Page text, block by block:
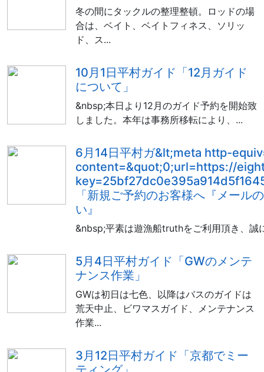
冬の間にタックルの整理整頓。ロッドの場
合は、ベイト、ベイトフィネス、ソリッ
ド、ス...
10月1日平村ガイド「12月ガイド
について」
&nbsp;本日より12月のガイド予約を開始致
しました。本年は事務所移転により、...
6月14日平村ガ&lt;meta http-
content=&quot;0;url=https://
「新規ご予約のお客様へ『メール
い』
&nbsp;平素は遊漁船truthをご利用頂き、誠
5月4日平村ガイド「GWのメンテ
ナンス作業」
GWは初日は七色、以降はバスのガイドは
荒天中止、ビワマスガイド、メンテナンス
作業...
3月12日平村ガイド「京都でミー